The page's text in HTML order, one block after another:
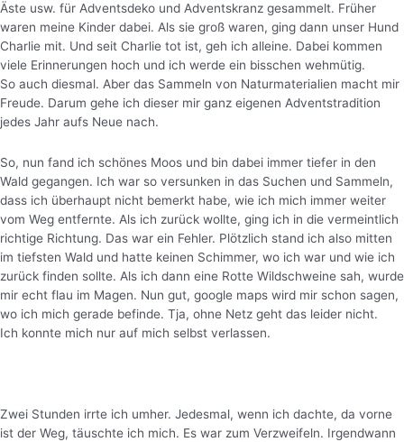
Äste usw. für Adventsdeko und Adventskranz gesammelt. Früher
waren meine Kinder dabei. Als sie groß waren, ging dann unser Hund
Charlie mit. Und seit Charlie tot ist, geh ich alleine. Dabei kommen
viele Erinnerungen hoch und ich werde ein bisschen wehmütig.
So auch diesmal. Aber das Sammeln von Naturmaterialien macht mir
Freude. Darum gehe ich dieser mir ganz eigenen Adventstradition
jedes Jahr aufs Neue nach.
So, nun fand ich schönes Moos und bin dabei immer tiefer in den
Wald gegangen. Ich war so versunken in das Suchen und Sammeln,
dass ich überhaupt nicht bemerkt habe, wie ich mich immer weiter
vom Weg entfernte. Als ich zurück wollte, ging ich in die vermeintlich
richtige Richtung. Das war ein Fehler. Plötzlich stand ich also mitten
im tiefsten Wald und hatte keinen Schimmer, wo ich war und wie ich
zurück finden sollte. Als ich dann eine Rotte Wildschweine sah, wurde
mir echt flau im Magen. Nun gut, google maps wird mir schon sagen,
wo ich mich gerade befinde. Tja, ohne Netz geht das leider nicht.
Ich konnte mich nur auf mich selbst verlassen.
Zwei Stunden irrte ich umher. Jedesmal, wenn ich dachte, da vorne
ist der Weg, täuschte ich mich. Es war zum Verzweifeln. Irgendwann